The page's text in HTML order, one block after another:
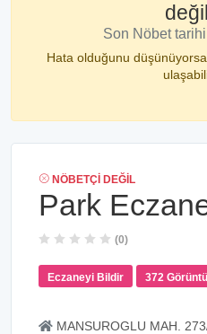
Son Nöbet
Hata olduğunu
NÖBETÇI DEĞIL
Park
(0)
Eczaneyi Bildir 372
MANSUROGLU MAH.